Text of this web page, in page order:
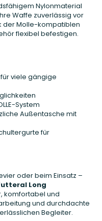
Nylonmaterial
Waffe zuverlässig vor
der Molle-kompatiblen
flexibel befestigen.
viele gängige
System
Außentasche mit
für
oder beim Einsatz –
Long
komfortabel und
und durchdachte
Begleiter.